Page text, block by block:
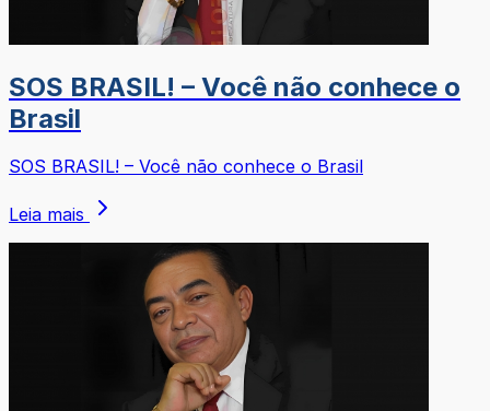
SOS BRASIL! – Você não conhece o
Brasil
SOS BRASIL! – Você não conhece o Brasil
Leia mais